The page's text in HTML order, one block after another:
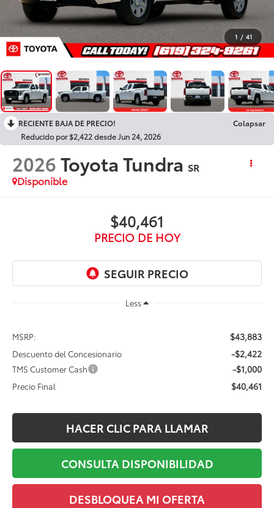
1 / 41
RECIENTE BAJA DE PRECIO!
Colapsar
Reducido por $2,422 desde Jun 24, 2026
2026Toyota Tundra SR
Disponible
$40,461
PRECIO DE HOY
Less
MSRP: $43,883
Descuento del Concesionario -$2,422
TMS Customer Cash -$1,000
Precio Final $40,461
HACER CLIC PARA LLAMAR
CONSULTA DISPONIBILIDAD
DESBLOQUEA MI OFERTA